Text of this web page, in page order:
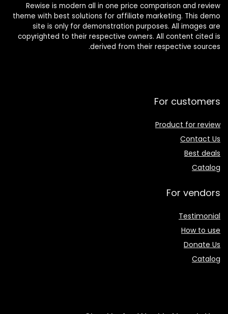
Rewise is modern all in one price comparison and review
theme with best solutions for affiliate marketing. This demo
site is only for demonstration purposes. All images are
copyrighted to their respective owners. All content cited is
derived from their respective sources.
For customers
Product for review
Contact Us
Best deals
Catalog
For vendors
Testimonial
How to use
Donate Us
Catalog